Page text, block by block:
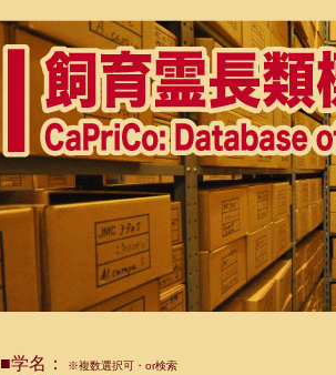
■学名： ※複数選択可・or検索